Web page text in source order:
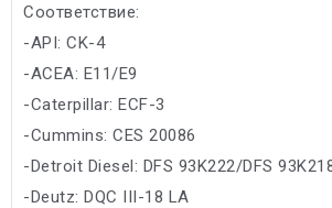
Соответствие:
-API: CK-4
-ACEA: E11/E9
-Caterpillar: ECF-3
-Cummins: CES 20086
-Detroit Diesel: DFS 93K222/DFS
-Deutz: DQC III-18 LA